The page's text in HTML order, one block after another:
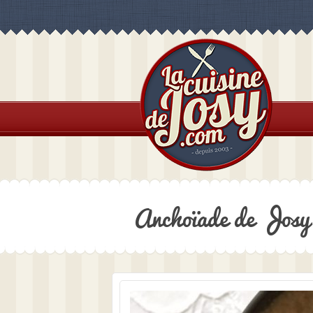
Anchoïade de Josy